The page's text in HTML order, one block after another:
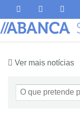
Ver mais notícias